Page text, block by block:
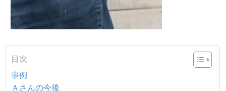
目次
事例
Ａさんの今後